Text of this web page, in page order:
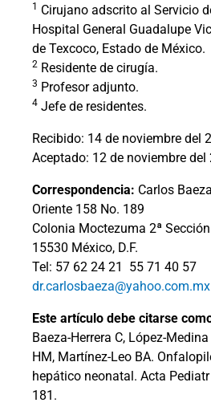
1 Cirujano adscrito al Servicio
Hospital General Guadalupe
de Texcoco, Estado de México.
2 Residente de cirugía.
3 Profesor adjunto.
4 Jefe de residentes.
Recibido: 14 de noviembre del
Aceptado: 12 de noviembre del
Correspondencia: Carlos
Oriente 158 No. 189
Colonia Moctezuma 2ª Sección
15530 México, D.F.
Tel: 57 62 24 21
55 71 40 57
dr.carlosbaeza@yahoo.com.mx
Este artículo debe citarse
Baeza-Herrera C, López-
HM, Martínez-Leo BA.
hepático neonatal. Acta
181.